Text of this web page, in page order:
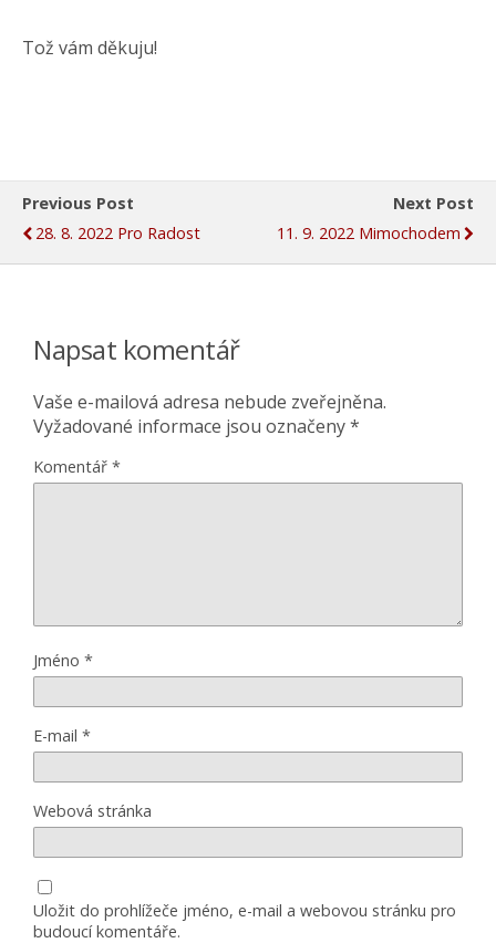
Tož vám děkuju!
Previous Post
28. 8. 2022 Pro Radost
Next Post
11. 9. 2022 Mimochodem
Napsat komentář
Vaše e-mailová adresa nebude zveřejněna.
Vyžadované informace jsou označeny*
Komentář *
Jméno *
E-mail *
Webová stránka
Uložit do prohlížeče jméno, e-mail a webovou stránku pro
budoucí komentáře.